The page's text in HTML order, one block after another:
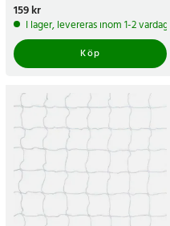
Pris:159 kr
159 kr
I lager, levereras inom 1-2 vardagar
Köp